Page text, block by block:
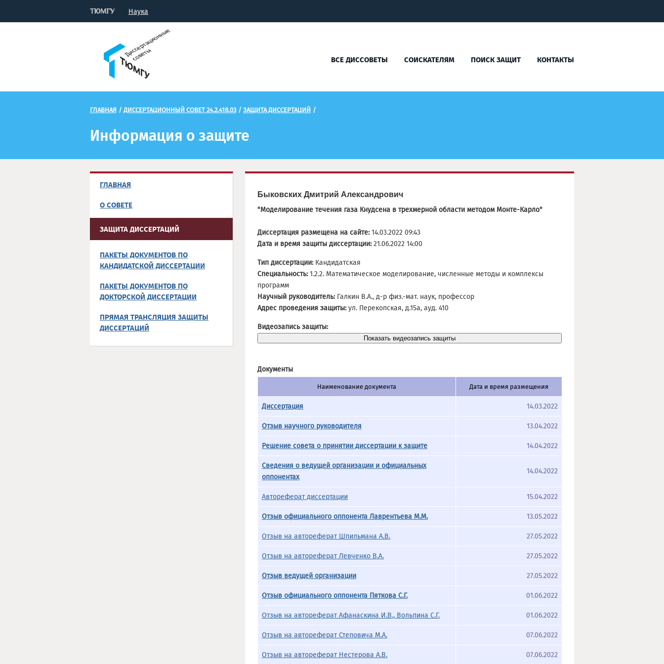
Наука
ВСЕ ДИССОВЕТЫ СОИСКАТЕЛЯМ ПОИСК ЗАЩИТ КОНТАКТЫ
ГЛАВНАЯ /ДИССЕРТАЦИОННЫЙ СОВЕТ 24.2.418.03 / ЗАЩИТА ДИССЕРТАЦИЙ /
Информация о защите
ГЛАВНАЯ
О СОВЕТЕ
ЗАЩИТА ДИССЕРТАЦИЙ
ПАКЕТЫ ДОКУМЕНТОВ ПО
КАНДИДАТСКОЙ ДИССЕРТАЦИИ
ПАКЕТЫ ДОКУМЕНТОВ ПО
ДОКТОРСКОЙ ДИССЕРТАЦИИ
ПРЯМАЯ ТРАНСЛЯЦИЯ ЗАЩИТЫ
ДИССЕРТАЦИЙ
Быковских Дмитрий Александрович
"Моделирование течения газа Кнудсена в трехмерной области методом Монте-Карло"
Диссертация размещена на сайте:14.03.2022 09:43
Дата и время защиты диссертации:21.06.2022 14:00
Тип диссертации:Кандидатская
Специальность:1.2.2. Математическое моделирование, численные методы и комплексы
программ
Научный руководитель:Галкин В.А., д-р физ.-мат. наук, профессор
Адрес проведения защиты:ул. Перекопская, д.15а, ауд. 410
Видеозапись защиты:
Документы
Наименование документа Дата и время размещения
Диссертация 14.03.2022
Отзыв научного руководителя 13.04.2022
Решение совета о принятии диссертации к защите 14.04.2022
Сведения о ведущей организации и официальных
оппонентах
14.04.2022
Автореферат диссертации 15.04.2022
Отзыв официального оппонента Лаврентьева М.М. 13.05.2022
Отзыв на автореферат Шпильмана А.В. 27.05.2022
Отзыв на автореферат Левченко В.А. 27.05.2022
Отзыв ведущей организации 27.05.2022
Отзыв официального оппонента Пяткова С.Г. 01.06.2022
Отзыв на автореферат Афанаскина И.В., Вольпина С.Г. 01.06.2022
Отзыв на автореферат Степовича М.А. 07.06.2022
Отзыв на автореферат Нестерова А.В. 07.06.2022